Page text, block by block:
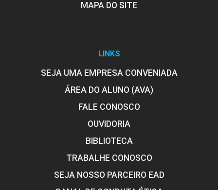
MAPA DO SITE
LINKS
SEJA UMA EMPRESA CONVENIADA
ÁREA DO ALUNO (AVA)
FALE CONOSCO
OUVIDORIA
BIBLIOTECA
TRABALHE CONOSCO
SEJA NOSSO PARCEIRO EAD